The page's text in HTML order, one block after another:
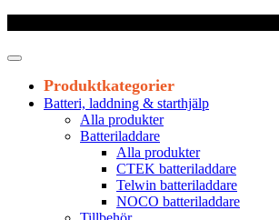
Produktkategorier
Batteri, laddning & starthjälp
Alla produkter
Batteriladdare
Alla produkter
CTEK batteriladdare
Telwin batteriladdare
NOCO batteriladdare